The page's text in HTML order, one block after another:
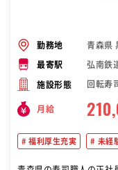
勤務地 青森県
最寄駅 弘南鉄
施設形態 回転寿
月給
福利厚生充実 未経